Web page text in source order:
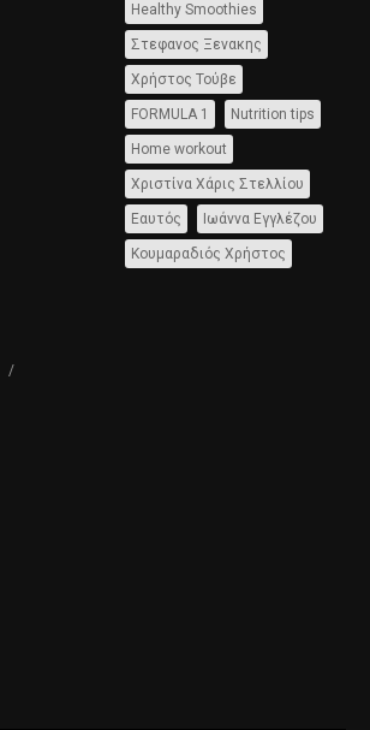
Healthy Smoothies
Στεφανος Ξενακης
Χρήστος Τούβε
FORMULA 1 Nutrition tips
Home workout
Χριστίνα Χάρις Στελλίου
Εαυτός Ιωάννα Εγγλέζου
Κουμαραδιός Χρήστος